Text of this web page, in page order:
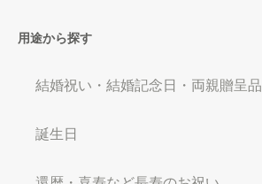
用途から探す
結婚祝い・結婚記念日・両親贈呈品
誕生日